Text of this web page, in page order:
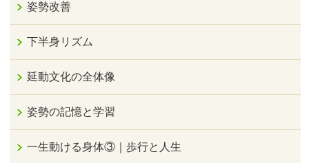
姿勢改善
下半身リズム
延動文化の全体像
姿勢の記憶と学習
一生動ける身体③｜歩行と人生